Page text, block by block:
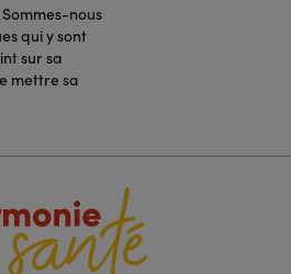
nous
qui y sont
sur sa
mettre sa